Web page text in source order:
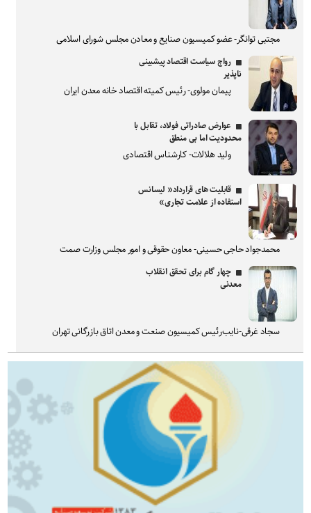
مجتبی توانگر- عضو کمیسیون صنایع و معادن مجلس شورای اسلامی
رواج سیاست اقتصاد پیشبینی
ناپذیر
پیمان مولوی- رئیس کمیته اقتصاد خانه معدن ایران
عوارض صادراتی فولاد، تقابل با
محدودیت اما بی منطق
ولید هلالات- کارشناس اقتصادی
قابلیت های قرارداد« لیسانس
استفاده از علامت تجاری»
محمدجواد حاجی حسینی- معاون حقوقی و امور مجلس وزارت صمت
چهار گام برای تحقق انقلاب
معدنی
سجاد غرقی-نایب‌رئیس کمیسیون صنعت و معدن اتاق بازرگانی تهران